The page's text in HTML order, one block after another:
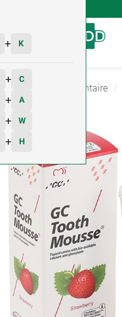
+ K
+ C
+ A
+ W
+ H
Hygiene Bucco dentaire